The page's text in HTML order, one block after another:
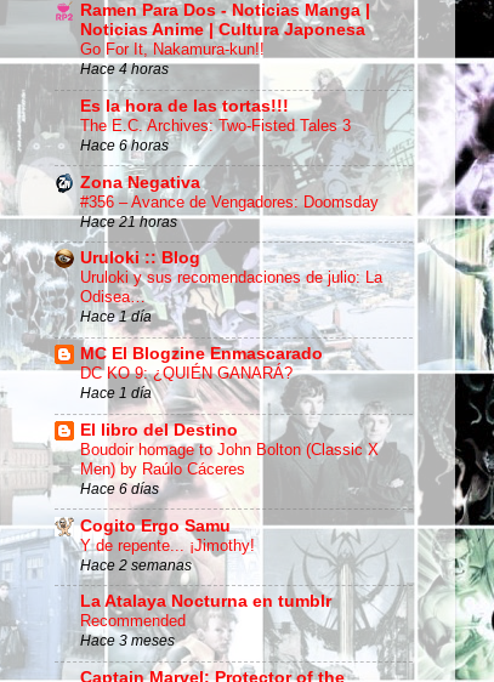
Ramen Para Dos - Noticias Manga |
Noticias Anime | Cultura Japonesa
Go For It, Nakamura-kun!!
Hace 4 horas
Es la hora de las tortas!!!
The E.C. Archives: Two-Fisted Tales 3
Hace 6 horas
Zona Negativa
#356 – Avance de Vengadores: Doomsday
Hace 21 horas
Uruloki :: Blog
Uruloki y sus recomendaciones de julio: La
Odisea…
Hace 1 día
MC El Blogzine Enmascarado
DC KO 9: ¿QUIÉN GANARÁ?
Hace 1 día
El libro del Destino
Boudoir homage to John Bolton (Classic X
Men) by Raúlo Cáceres
Hace 6 días
Cogito Ergo Samu
Y de repente... ¡Jimothy!
Hace 2 semanas
La Atalaya Nocturna en tumblr
Recommended
Hace 3 meses
Captain Marvel: Protector of the